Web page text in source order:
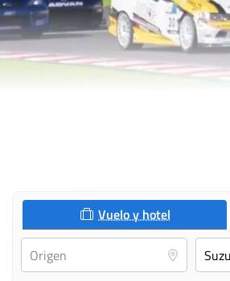
Vuelo y hotel